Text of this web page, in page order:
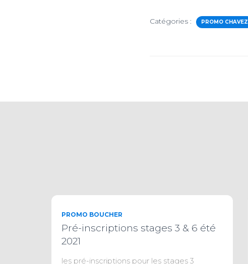
Catégories : PROMO CHAVEZ
PROMO BOUCHER
Pré-inscriptions stages 3 & 6 été
2021
les pré-inscriptions pour les stages 3